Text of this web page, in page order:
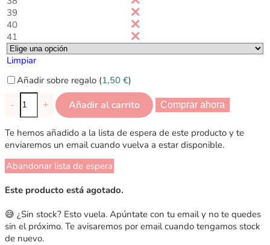
39
40
41
Limpiar
Añadir sobre regalo (1,50 €)
- + Añadir al carrito Comprar ahora
Te hemos añadido a la lista de espera de este producto y te
enviaremos un email cuando vuelva a estar disponible.
Abandonar lista de espera
Este producto está agotado.
😅 ¿Sin stock? Esto vuela. Apúntate con tu email y no te quedes
sin el próximo. Te avisaremos por email cuando tengamos stock
de nuevo.